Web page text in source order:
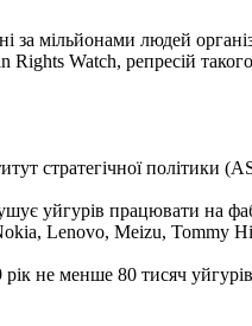
мільйонами людей
Watch, репресій
стратегічної політики
уйгурів працювати на
Lenovo, Meizu, Tommy
не менше 80 тисяч